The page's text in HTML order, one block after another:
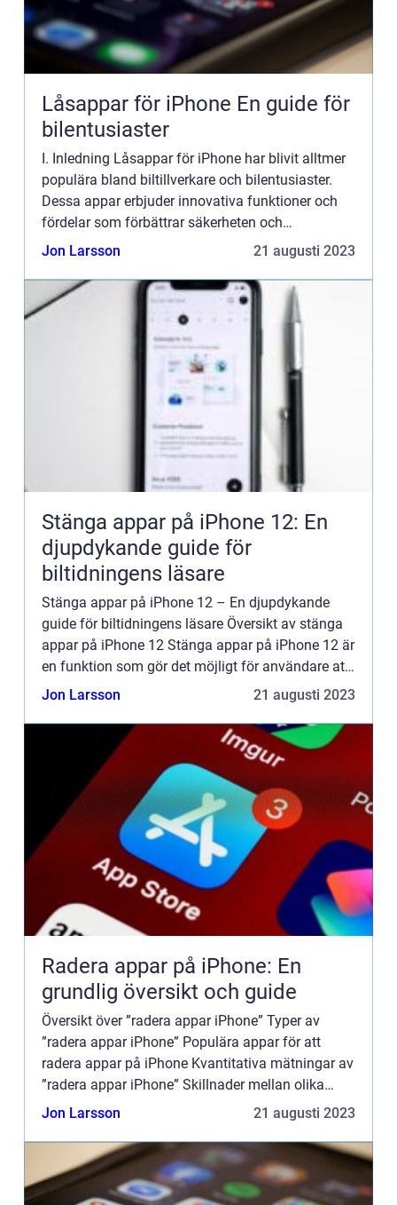
Låsappar för iPhone En guide för
bilentusiaster
I. Inledning Låsappar för iPhone har blivit alltmer
populära bland biltillverkare och bilentusiaster.
Dessa appar erbjuder innovativa funktioner och
fördelar som förbättrar säkerheten och
användarupplevelsen. I denna artikel kommer vi
Jon Larsson 21 augusti 2023
Stänga appar på iPhone 12: En
djupdykande guide för
biltidningens läsare
Stänga appar på iPhone 12 – En djupdykande
guide för biltidningens läsare Översikt av stänga
appar på iPhone 12 Stänga appar på iPhone 12 är
en funktion som gör det möjligt för användare att
avsluta aktiva appar eller applikationer på sin
Jon Larsson 21 augusti 2023
Radera appar på iPhone: En
grundlig översikt och guide
Översikt över ”radera appar iPhone” Typer av
”radera appar iPhone” Populära appar för att
radera appar på iPhone Kvantitativa mätningar av
”radera appar iPhone” Skillnader mellan olika
”radera appar iPhone...
Jon Larsson 21 augusti 2023